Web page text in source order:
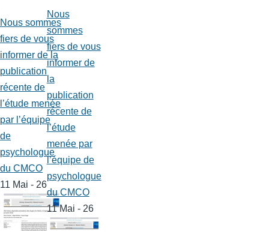
Nous sommes
fiers de vous
informer de la
publication
récente de
l’étude menée
par l’équipe
de
psychologue
du CMCO
11 Mai - 26
Nous
sommes
fiers de vous
informer de
la
publication
récente de
l’étude
menée par
l’équipe de
psychologue
du CMCO
11 Mai - 26